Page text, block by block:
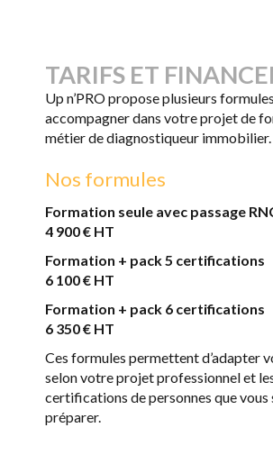
TARIFS ET
Up n’PRO propose plusieurs
accompagner dans votre projet de
métier de diagnostiqueur immobilier.
Nos formules
Formation seule avec passage
4 900 € HT
Formation + pack 5 certifications
6 100 € HT
Formation + pack 6 certifications
6 350 € HT
Ces formules permettent d’adapter
selon votre projet professionnel et
certifications de personnes que vous
préparer.